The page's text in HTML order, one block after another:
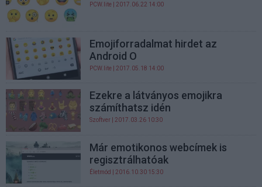
PCW.lite | 2017.06.22 14:00
Emojiforradalmat hirdet az
Android O
PCW.lite | 2017.05.18 14:00
Ezekre a látványos emojikra
számíthatsz idén
Szoftver | 2017.03.26 10:30
Már emotikonos webcímek is
regisztrálhatóak
Életmód | 2016.10.30 15:30